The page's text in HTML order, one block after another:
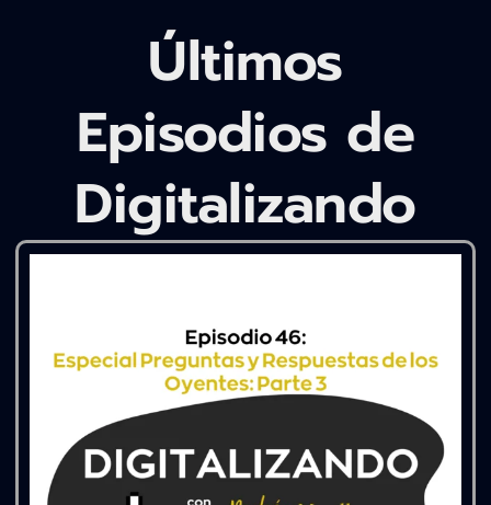
Últimos
Episodios de
Digitalizando